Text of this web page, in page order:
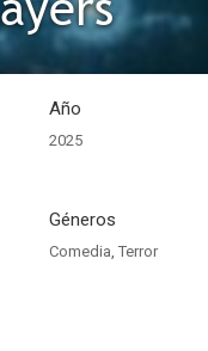
Año
2025
Géneros
Comedia, Terror